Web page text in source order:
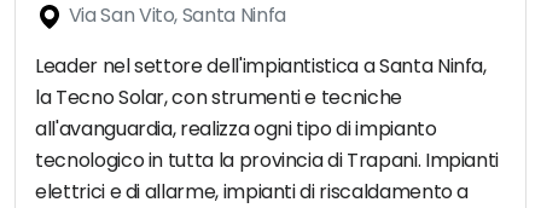
Via San Vito, Santa Ninfa
Leader nel settore dell'impiantistica a Santa Ninfa,
la Tecno Solar, con strumenti e tecniche
all'avanguardia, realizza ogni tipo di impianto
tecnologico in tutta la provincia di Trapani. Impianti
elettrici e di allarme, impianti di riscaldamento a